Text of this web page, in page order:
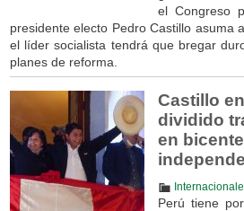
el Congreso
presidente electo Pedro Castillo asuma
el líder socialista tendrá que bregar
planes de reforma.
Castillo
dividido
en
Perú tiene